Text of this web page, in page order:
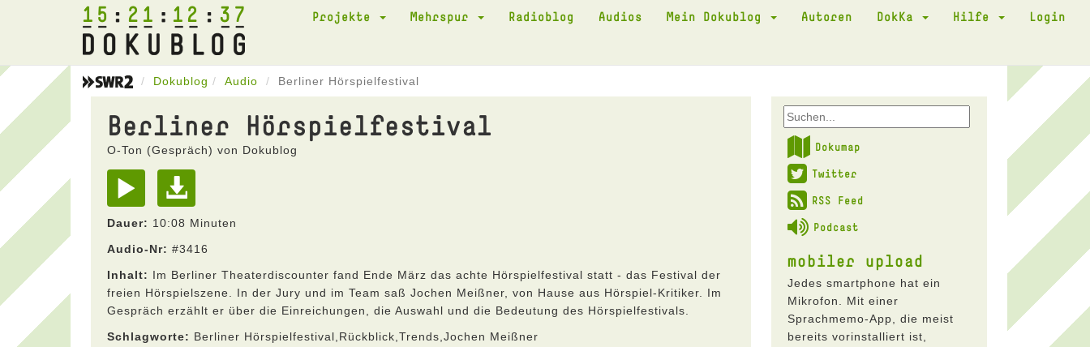
15 21 12 37 Projekte Mehrspur Radioblog Audios Mein Dokublog Autoren DokKa Hilfe Login
Dokublog Audio Berliner Hörspielfestival
Berliner Hörspielfestival
O-Ton (Gespräch) von Dokublog
Dauer: 10:08 Minuten
Audio-Nr: #3416
Inhalt: Im Berliner Theaterdiscounter fand Ende März das achte Hörspielfestival statt - das Festival der
freien Hörspielszene. In der Jury und im Team saß Jochen Meißner, von Hause aus Hörspiel-Kritiker. Im
Gespräch erzählt er über die Einreichungen, die Auswahl und die Bedeutung des Hörspielfestivals.
Schlagworte: Berliner Hörspielfestival,Rückblick,Trends,Jochen Meißner
Dokumap
Twitter
RSS Feed
Podcast
mobiler upload
Jedes smartphone hat ein
Mikrofon. Mit einer
Sprachmemo-App, die meist
bereits vorinstalliert ist,